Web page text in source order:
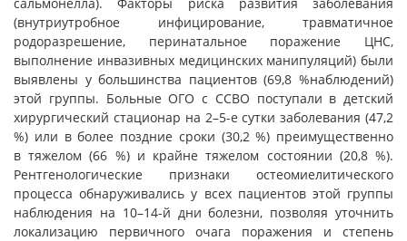
(внутриутробное инфицирование, травматичное
родоразрешение, перинатальное поражение ЦНС,
выполнение инвазивных медицинских манипуляций) были
выявлены у большинства пациентов (69,8 %наблюдений)
этой группы. Больные ОГО с ССВО поступали в детский
хирургический стационар на 2–5-е сутки заболевания (47,2
%) или в более поздние сроки (30,2 %) преимущественно
в тяжелом (66 %) и крайне тяжелом состоянии (20,8 %).
Рентгенологические признаки остеомиелитического
процесса обнаруживались у всех пациентов этой группы
наблюдения на 10–14-й дни болезни, позволяя уточнить
локализацию первичного очага поражения и степень